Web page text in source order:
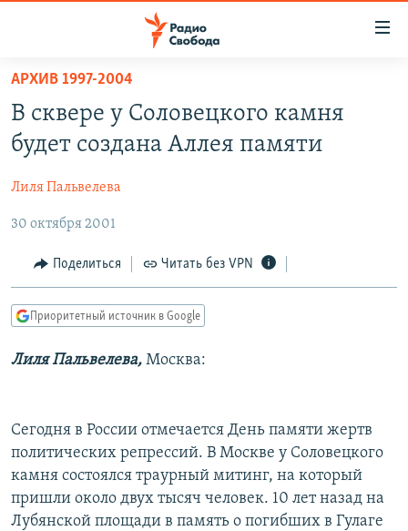
упрощенного
доступа
Вернуться
основному
Вернутся
главной
навигации
Вернутся
поиску
ПОДКАСТЫ
АВТОРСКИЕ ПРОЕКТЫ
ЦИТАТЫ СВОБОДЫ
МНЕНИЯ
КУЛЬТУРА
IDEL.РЕАЛИИ
КАВКАЗ.РЕАЛИИ
СЕВЕР.РЕАЛИИ
РАСПИСАНИЕ ВЕЩАНИЯ
ПОДПИШИТЕСЬ НА РАССЫЛКУ
СОЦИАЛЬНЫЕ СЕТИ
АРХИВ 1997-2004
В сквере у Соловецкого камня
будет создана Аллея памяти
Лиля Пальвелева
30 октября 2001
Поделиться Читать без VPN
Приоритетный источник в Google
Лиля Пальвелева, Москва:
Сегодня в России отмечается День памяти жертв
политических репрессий. В Москве у Соловецкого
камня состоялся траурный митинг, на который
пришли около двух тысяч человек. 10 лет назад на
Лубянской площади в память о погибших в Гулаге